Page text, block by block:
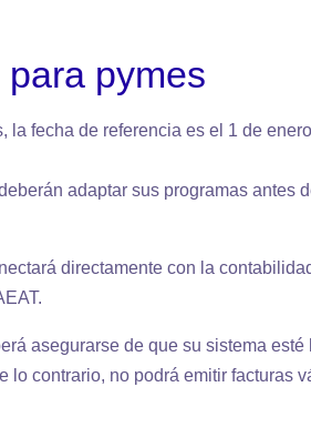
pymes
la fecha de referencia es el 1 de
adaptar sus programas antes
directamente con la
asegurarse de que su sistema esté
lo contrario, no podrá emitir facturas